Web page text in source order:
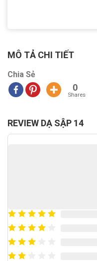
MÔ TẢ CHI TIẾT
Chia Sẻ
0
Shares
REVIEW DẠ SẬP 14